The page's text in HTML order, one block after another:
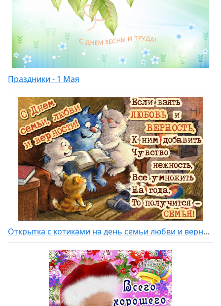
Праздники - 1 Мая
Открытка с котиками на день семьи любви и верности